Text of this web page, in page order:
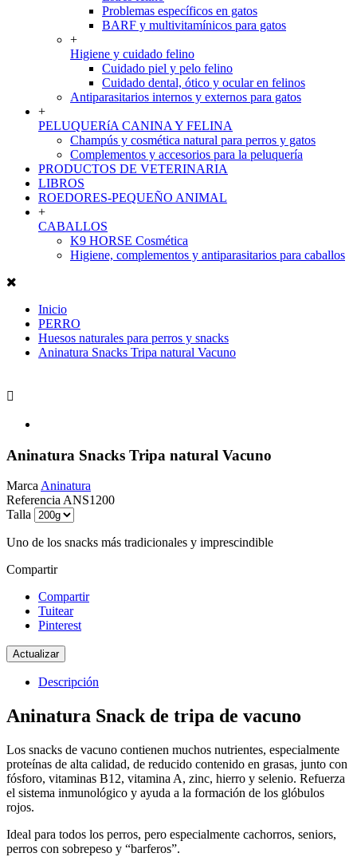
Problemas específicos en gatos
BARF y multivitamínicos para gatos
+
Higiene y cuidado felino
Cuidado piel y pelo felino
Cuidado dental, ótico y ocular en felinos
Antiparasitarios internos y externos para gatos
+
PELUQUERíA CANINA Y FELINA
Champús y cosmética natural para perros y gatos
Complementos y accesorios para la peluquería
PRODUCTOS DE VETERINARIA
LIBROS
ROEDORES-PEQUEÑO ANIMAL
+
CABALLOS
K9 HORSE Cosmética
Higiene, complementos y antiparasitarios para caballos
Inicio
PERRO
Huesos naturales para perros y snacks
Aninatura Snacks Tripa natural Vacuno

Aninatura Snacks Tripa natural Vacuno
MarcaAninatura
ReferenciaANS1200
Talla
Uno de los snacks más tradicionales y imprescindible
Compartir
Compartir
Tuitear
Pinterest
Descripción
Aninatura Snack de tripa de vacuno
Los snacks de vacuno contienen muchos nutrientes, especialmente
proteínas de alta calidad, de reducido contenido en grasas, junto con
fósforo, vitaminas B12, vitamina A, zinc, hierro y selenio. Refuerza
el sistema inmunológico y ayuda a la formación de los glóbulos
rojos.
Ideal para todos los perros, pero especialmente cachorros, seniors,
perros con sobrepeso y “barferos”.